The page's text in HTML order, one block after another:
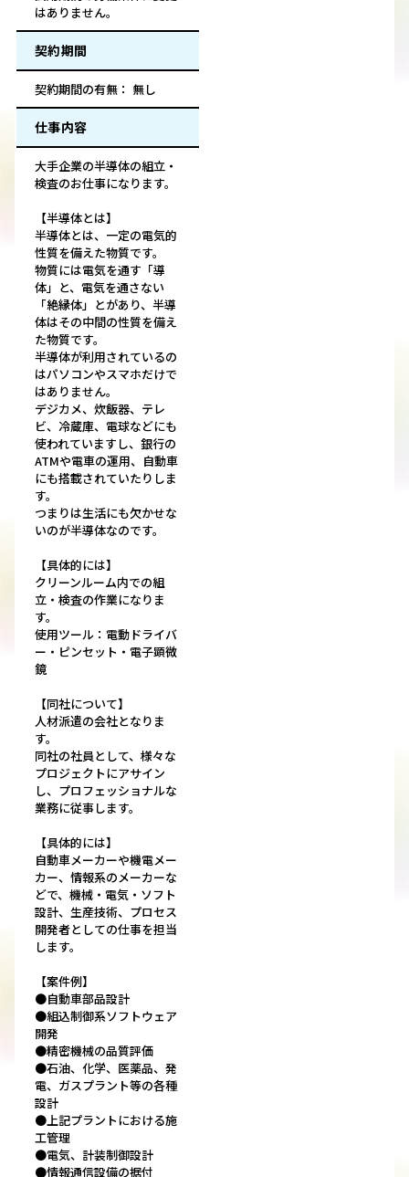
はありません。
契約期間
契約期間の有無： 無し
仕事内容
大手企業の半導体の組立・
検査のお仕事になります。
【半導体とは】
半導体とは、一定の電気的
性質を備えた物質です。
物質には電気を通す「導
体」と、電気を通さない
「絶縁体」とがあり、半導
体はその中間の性質を備え
た物質です。
半導体が利用されているの
はパソコンやスマホだけで
はありません。
デジカメ、炊飯器、テレ
ビ、冷蔵庫、電球などにも
使われていますし、銀行の
ATMや電車の運用、自動車
にも搭載されていたりしま
す。
つまりは生活にも欠かせな
いのが半導体なのです。
【具体的には】
クリーンルーム内での組
立・検査の作業になりま
す。
使用ツール：電動ドライバ
ー・ピンセット・電子顕微
鏡
【同社について】
人材派遣の会社となりま
す。
同社の社員として、様々な
プロジェクトにアサイン
し、プロフェッショナルな
業務に従事します。
【具体的には】
自動車メーカーや機電メー
カー、情報系のメーカーな
どで、機械・電気・ソフト
設計、生産技術、プロセス
開発者としての仕事を担当
します。
【案件例】
●自動車部品設計
●組込制御系ソフトウェア
開発
●精密機械の品質評価
●石油、化学、医薬品、発
電、ガスプラント等の各種
設計
●上記プラントにおける施
工管理
●電気、計装制御設計
●情報通信設備の据付